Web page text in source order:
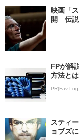
映画「
開 伝説
FPが解
方法と
PR(Fav-
スティ
ョブズ